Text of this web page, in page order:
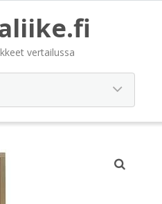
vertailussa